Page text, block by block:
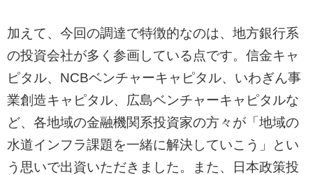
加えて、今回の調達で特徴的なのは、地方銀行系
の投資会社が多く参画している点です。信金キャ
ピタル、NCBベンチャーキャピタル、いわぎん事
業創造キャピタル、広島ベンチャーキャピタルな
ど、各地域の金融機関系投資家の方々が「地域の
水道インフラ課題を一緒に解決していこう」とい
う思いで出資いただきました。また、日本政策投